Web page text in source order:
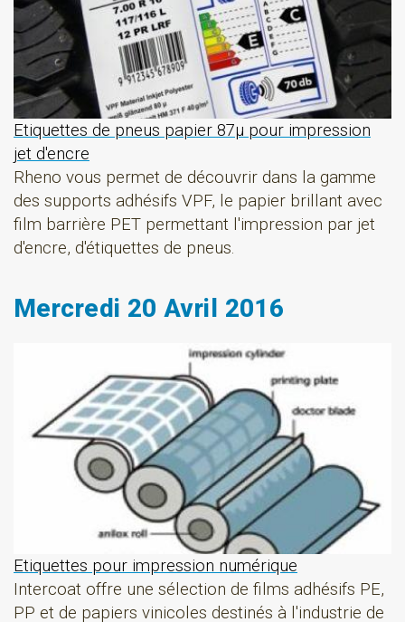
Etiquettes de pneus papier 87µ pour impression
jet d'encre
Rheno vous permet de découvrir dans la gamme
des supports adhésifs VPF, le papier brillant avec
film barrière PET permettant l'impression par jet
d'encre, d'étiquettes de pneus.
Mercredi 20 Avril 2016
Etiquettes pour impression numérique
Intercoat offre une sélection de films adhésifs PE,
PP et de papiers vinicoles destinés à l'industrie de